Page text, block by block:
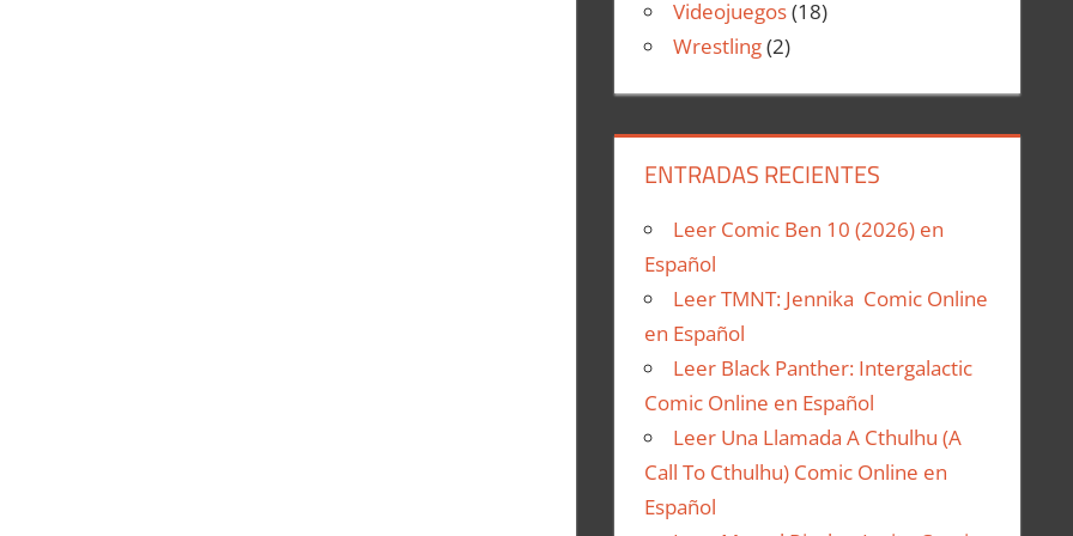
Videojuegos(18)
Wrestling(2)
ENTRADAS RECIENTES
Leer Comic Ben 10 (2026) en
Español
Leer TMNT: Jennika Comic Online
en Español
Leer Black Panther: Intergalactic
Comic Online en Español
Leer Una Llamada A Cthulhu (A
Call To Cthulhu) Comic Online en
Español